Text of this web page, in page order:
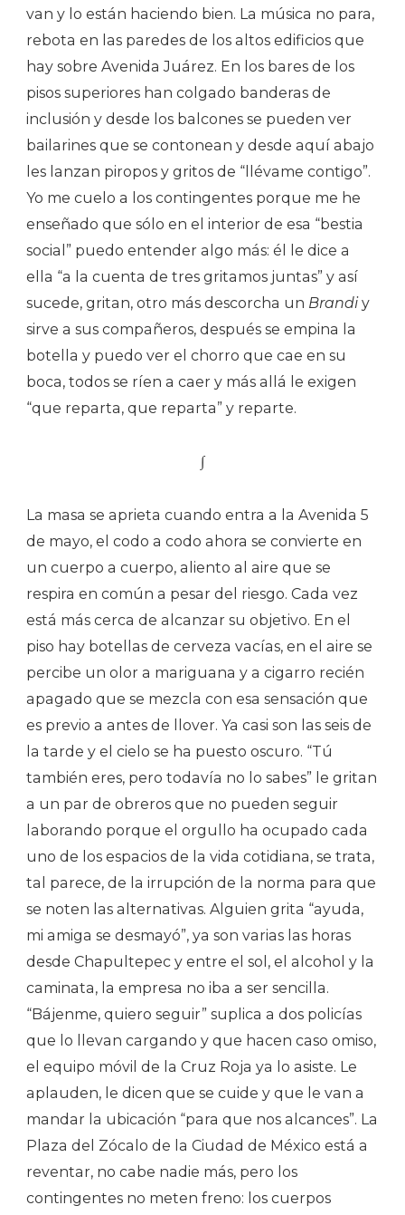
van y lo están haciendo bien. La música no para,
rebota en las paredes de los altos edificios que
hay sobre Avenida Juárez. En los bares de los
pisos superiores han colgado banderas de
inclusión y desde los balcones se pueden ver
bailarines que se contonean y desde aquí abajo
les lanzan piropos y gritos de “llévame contigo”.
Yo me cuelo a los contingentes porque me he
enseñado que sólo en el interior de esa “bestia
social” puedo entender algo más: él le dice a
ella “a la cuenta de tres gritamos juntas” y así
sucede, gritan, otro más descorcha un Brandi y
sirve a sus compañeros, después se empina la
botella y puedo ver el chorro que cae en su
boca, todos se ríen a caer y más allá le exigen
“que reparta, que reparta” y reparte.
∫
La masa se aprieta cuando entra a la Avenida 5
de mayo, el codo a codo ahora se convierte en
un cuerpo a cuerpo, aliento al aire que se
respira en común a pesar del riesgo. Cada vez
está más cerca de alcanzar su objetivo. En el
piso hay botellas de cerveza vacías, en el aire se
percibe un olor a mariguana y a cigarro recién
apagado que se mezcla con esa sensación que
es previo a antes de llover. Ya casi son las seis de
la tarde y el cielo se ha puesto oscuro. “Tú
también eres, pero todavía no lo sabes” le gritan
a un par de obreros que no pueden seguir
laborando porque el orgullo ha ocupado cada
uno de los espacios de la vida cotidiana, se trata,
tal parece, de la irrupción de la norma para que
se noten las alternativas. Alguien grita “ayuda,
mi amiga se desmayó”, ya son varias las horas
desde Chapultepec y entre el sol, el alcohol y la
caminata, la empresa no iba a ser sencilla.
“Bájenme, quiero seguir” suplica a dos policías
que lo llevan cargando y que hacen caso omiso,
el equipo móvil de la Cruz Roja ya lo asiste. Le
aplauden, le dicen que se cuide y que le van a
mandar la ubicación “para que nos alcances”. La
Plaza del Zócalo de la Ciudad de México está a
reventar, no cabe nadie más, pero los
contingentes no meten freno: los cuerpos